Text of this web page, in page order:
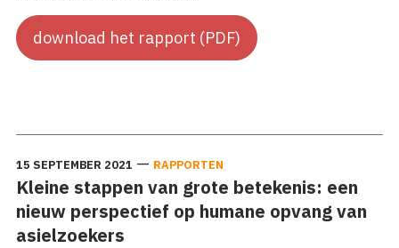
download het rapport (PDF)
15 SEPTEMBER 2021 — RAPPORTEN
Kleine stappen van grote betekenis: een
nieuw perspectief op humane opvang van
asielzoekers